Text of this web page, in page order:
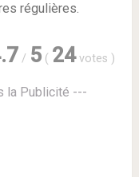
régulières.
/ 5 ( 24 votes )
la Publicité ---